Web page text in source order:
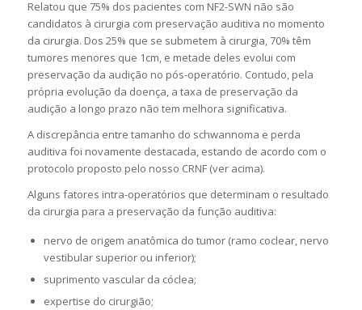
Relatou que 75% dos pacientes com NF2-SWN não são
candidatos à cirurgia com preservação auditiva no momento
da cirurgia. Dos 25% que se submetem à cirurgia, 70% têm
tumores menores que 1cm, e metade deles evolui com
preservação da audição no pós-operatório. Contudo, pela
própria evolução da doença, a taxa de preservação da
audição a longo prazo não tem melhora significativa.
A discrepância entre tamanho do schwannoma e perda
auditiva foi novamente destacada, estando de acordo com o
protocolo proposto pelo nosso CRNF (ver acima).
Alguns fatores intra-operatórios que determinam o resultado
da cirurgia para a preservação da função auditiva:
nervo de origem anatômica do tumor (ramo coclear, nervo
vestibular superior ou inferior);
suprimento vascular da cóclea;
expertise do cirurgião;